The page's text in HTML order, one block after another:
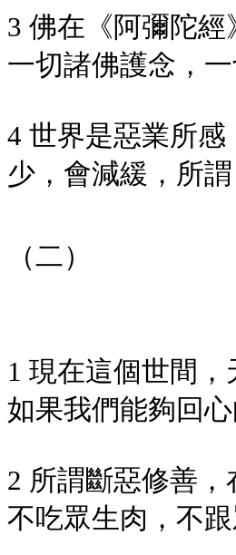
3 佛在《阿彌陀
一切諸佛護念，一
4 世界是惡業所
少，會減緩，所
（二）
1 現在這個世間
如果我們能夠回心
2 所謂斷惡修善
不吃眾生肉，不